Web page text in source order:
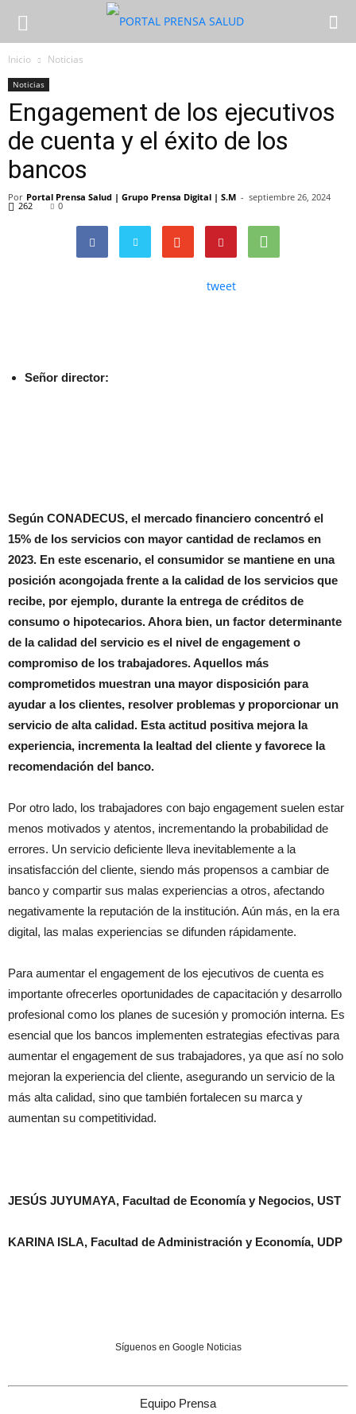
Inicio Noticias
Noticias
Engagement de los ejecutivos
de cuenta y el éxito de los
bancos
Por Portal Prensa Salud | Grupo Prensa Digital | S.M - septiembre 26, 2024
262 0
tweet
Señor director:
Según CONADECUS, el mercado financiero concentró el
15% de los servicios con mayor cantidad de reclamos en
2023. En este escenario, el consumidor se mantiene en una
posición acongojada frente a la calidad de los servicios que
recibe, por ejemplo, durante la entrega de créditos de
consumo o hipotecarios. Ahora bien, un factor determinante
de la calidad del servicio es el nivel de engagement o
compromiso de los trabajadores. Aquellos más
comprometidos muestran una mayor disposición para
ayudar a los clientes, resolver problemas y proporcionar un
servicio de alta calidad. Esta actitud positiva mejora la
experiencia, incrementa la lealtad del cliente y favorece la
recomendación del banco.
Por otro lado, los trabajadores con bajo engagement suelen estar
menos motivados y atentos, incrementando la probabilidad de
errores. Un servicio deficiente lleva inevitablemente a la
insatisfacción del cliente, siendo más propensos a cambiar de
banco y compartir sus malas experiencias a otros, afectando
negativamente la reputación de la institución. Aún más, en la era
digital, las malas experiencias se difunden rápidamente.
Para aumentar el engagement de los ejecutivos de cuenta es
importante ofrecerles oportunidades de capacitación y desarrollo
profesional como los planes de sucesión y promoción interna. Es
esencial que los bancos implementen estrategias efectivas para
aumentar el engagement de sus trabajadores, ya que así no solo
mejoran la experiencia del cliente, asegurando un servicio de la
más alta calidad, sino que también fortalecen su marca y
aumentan su competitividad.
JESÚS JUYUMAYA, Facultad de Economía y Negocios, UST
KARINA ISLA, Facultad de Administración y Economía, UDP
Síguenos en Google Noticias
Equipo Prensa